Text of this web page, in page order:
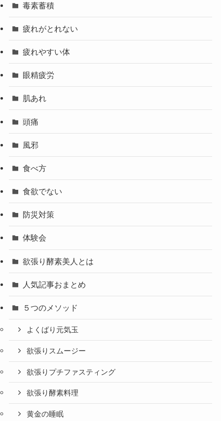
毒素蓄積
疲れがとれない
疲れやすい体
眼精疲労
肌あれ
頭痛
風邪
食べ方
食欲でない
防災対策
体験会
欲張り酵素美人とは
人気記事おまとめ
５つのメソッド
よくばり元気玉
欲張りスムージー
欲張りプチファスティング
欲張り酵素料理
黄金の睡眠